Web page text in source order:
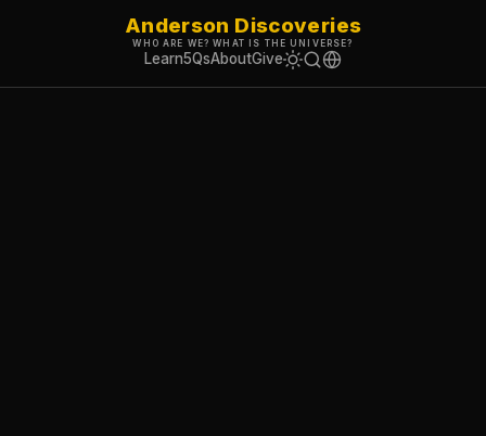
Anderson Discoveries
WHO ARE WE? WHAT IS THE UNIVERSE?
Learn5QsAboutGive